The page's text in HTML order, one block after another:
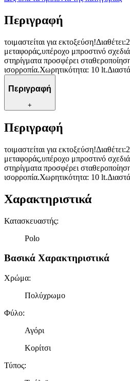
Περιγραφή
τοιμαστείται για
μεταφοράς,υπέροχο μπροστινό
στηρίγματα προσφέρει
ισορροπία.Χωρητικότητα: 10
Περιγραφή
+
Περιγραφή
τοιμαστείται για
μεταφοράς,υπέροχο μπροστινό
στηρίγματα προσφέρει
ισορροπία.Χωρητικότητα: 10
Χαρακτηριστικά
Κατασκευαστής:
Polo
Βασικά Χαρακτηριστικά
Χρώμα:
Πολύχρωμο
Φύλο:
Αγόρι
Κορίτσι
Τύπος: